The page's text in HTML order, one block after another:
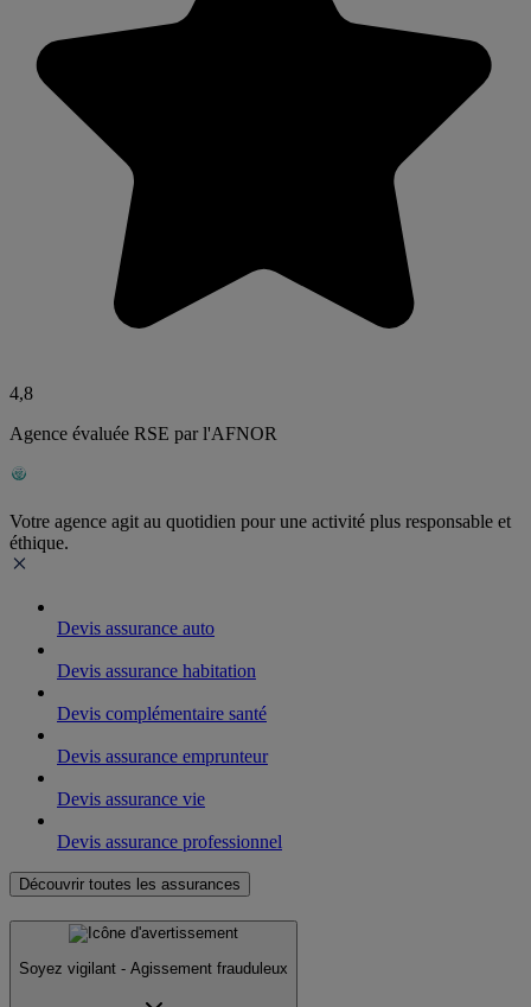
4,8
Agence évaluée RSE par l'AFNOR
Votre agence agit au quotidien pour une activité plus responsable et
éthique.
Devis assurance auto
Devis assurance habitation
Devis complémentaire santé
Devis assurance emprunteur
Devis assurance vie
Devis assurance professionnel
Découvrir toutes les assurances
Soyez vigilant - Agissement frauduleux